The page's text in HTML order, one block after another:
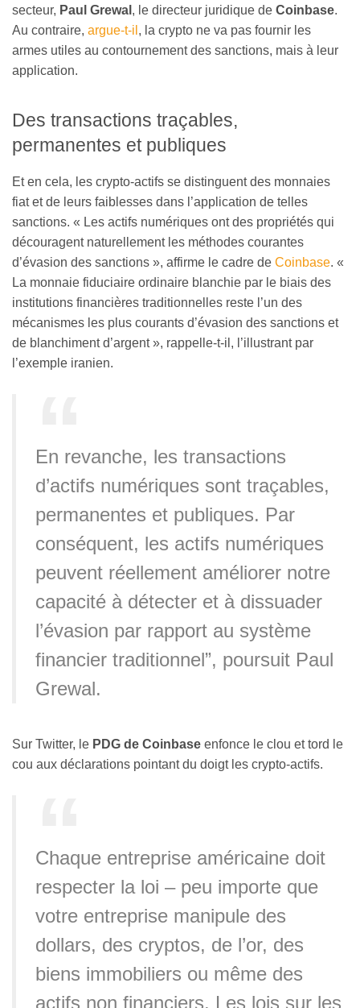
secteur, Paul Grewal , le directeur juridique de Coinbase.
Au contraire, argue-t-il , la crypto ne va pas fournir les
armes utiles au contournement des sanctions, mais à leur
application.
Des transactions traçables,
permanentes et publiques
Et en cela, les crypto-actifs se distinguent des monnaies
fiat et de leurs faiblesses dans l’application de telles
sanctions. « Les actifs numériques ont des propriétés qui
découragent naturellement les méthodes courantes
d’évasion des sanctions », affirme le cadre de Coinbase. «
La monnaie fiduciaire ordinaire blanchie par le biais des
institutions financières traditionnelles reste l’un des
mécanismes les plus courants d’évasion des sanctions et
de blanchiment d’argent », rappelle-t-il, l’illustrant par
l’exemple iranien.
En revanche, les transactions
d’actifs numériques sont traçables,
permanentes et publiques. Par
conséquent, les actifs numériques
peuvent réellement améliorer notre
capacité à détecter et à dissuader
l’évasion par rapport au système
financier traditionnel”, poursuit Paul
Grewal.
Sur Twitter, le PDG de Coinbase enfonce le clou et tord le
cou aux déclarations pointant du doigt les crypto-actifs.
Chaque entreprise américaine doit
respecter la loi – peu importe que
votre entreprise manipule des
dollars, des cryptos, de l’or, des
biens immobiliers ou même des
actifs non financiers. Les lois sur les